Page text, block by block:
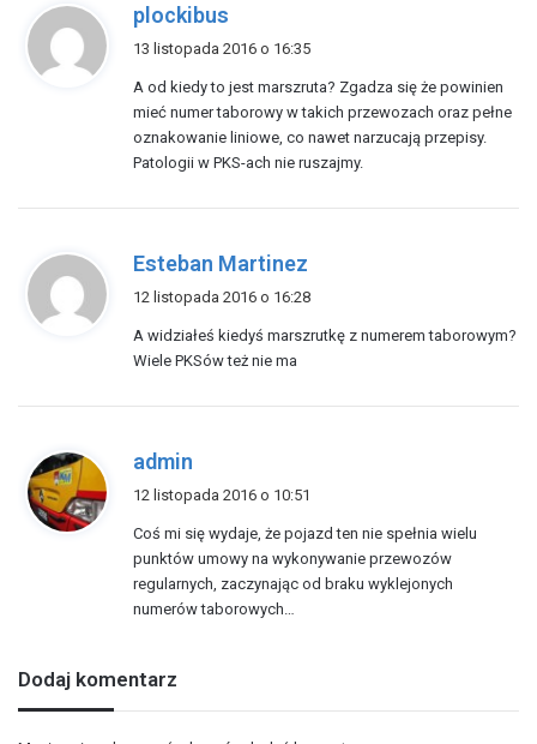
plockibus
z
e
:
13 listopada 2016 o 16:35
A od kiedy to jest marszruta? Zgadza się że powinien
mieć numer taborowy w takich przewozach oraz pełne
oznakowanie liniowe, co nawet narzucają przepisy.
Patologii w PKS-ach nie ruszajmy.
Esteban Martinez
z
12 listopada 2016 o 16:28
A widziałeś kiedyś marszrutkę z numerem taborowym?
Wiele PKSów też nie ma
admin
z
e
:
12 listopada 2016 o 10:51
Coś mi się wydaje, że pojazd ten nie spełnia wielu
punktów umowy na wykonywanie przewozów
regularnych, zaczynając od braku wyklejonych
numerów taborowych…
Dodaj komentarz